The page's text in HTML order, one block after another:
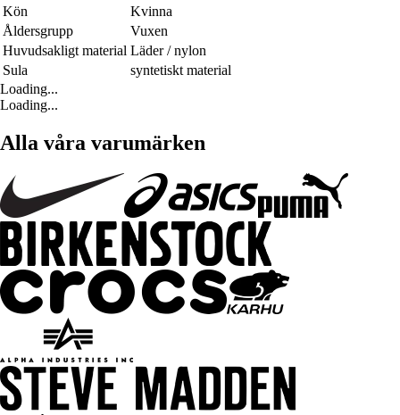
Kön
Kvinna
Åldersgrupp
Vuxen
Huvudsakligt material Läder / nylon
Sula
syntetiskt material
Loading...
Loading...
Alla våra varumärken